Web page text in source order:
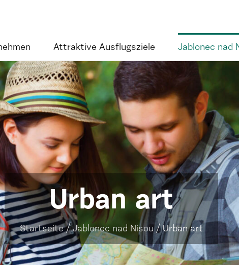
Attraktive Ausflugsziele Jablonec nad
Urban art
Startseite/Jablonec nad Nisou/Urban art